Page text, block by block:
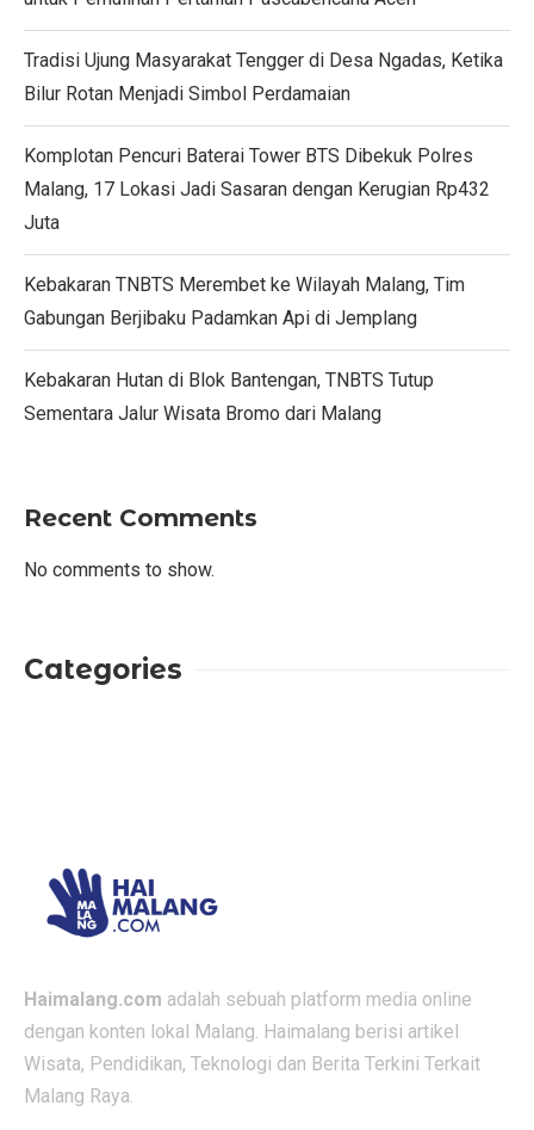
Tradisi Ujung Masyarakat Tengger di Desa Ngadas, Ketika
Bilur Rotan Menjadi Simbol Perdamaian
Komplotan Pencuri Baterai Tower BTS Dibekuk Polres
Malang, 17 Lokasi Jadi Sasaran dengan Kerugian Rp432
Juta
Kebakaran TNBTS Merembet ke Wilayah Malang, Tim
Gabungan Berjibaku Padamkan Api di Jemplang
Kebakaran Hutan di Blok Bantengan, TNBTS Tutup
Sementara Jalur Wisata Bromo dari Malang
Recent Comments
No comments to show.
Categories
Haimalang.com adalah sebuah platform media online
dengan konten lokal Malang. Haimalang berisi artikel
Wisata, Pendidikan, Teknologi dan Berita Terkini Terkait
Malang Raya.